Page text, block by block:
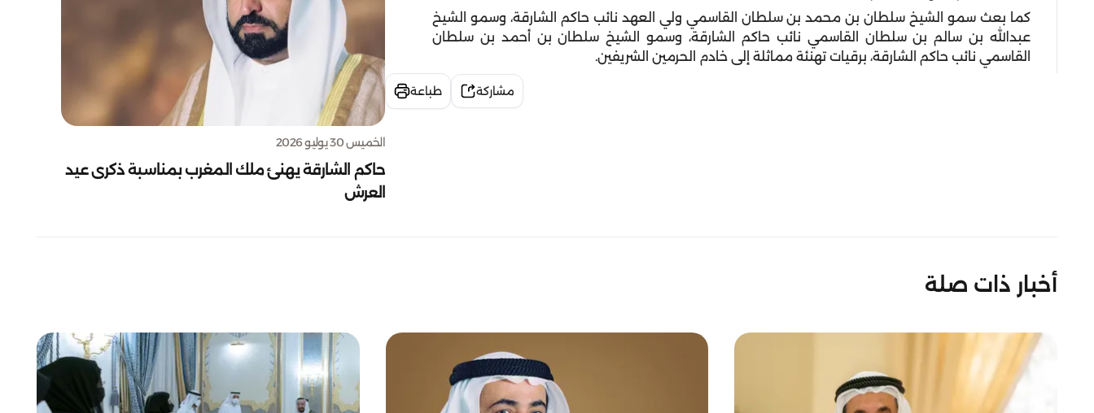
كما بعث سمو الشيخ سلطان بن محمد بن سلطان القاسمي ولي العهد نائب حاكم الشارقة، وسمو الشيخ
عبدالله بن سالم بن سلطان القاسمي نائب حاكم الشارقة، وسمو الشيخ سلطان بن أحمد بن سلطان
القاسمي نائب حاكم الشارقة، برقيات تهنئة مماثلة إلى خادم الحرمين الشريفين.
مشاركة طباعة
الخميس 30 يوليو 2026
حاكم الشارقة يهنئ ملك المغرب بمناسبة ذكرى عيد
العرش
أخبار ذات صلة